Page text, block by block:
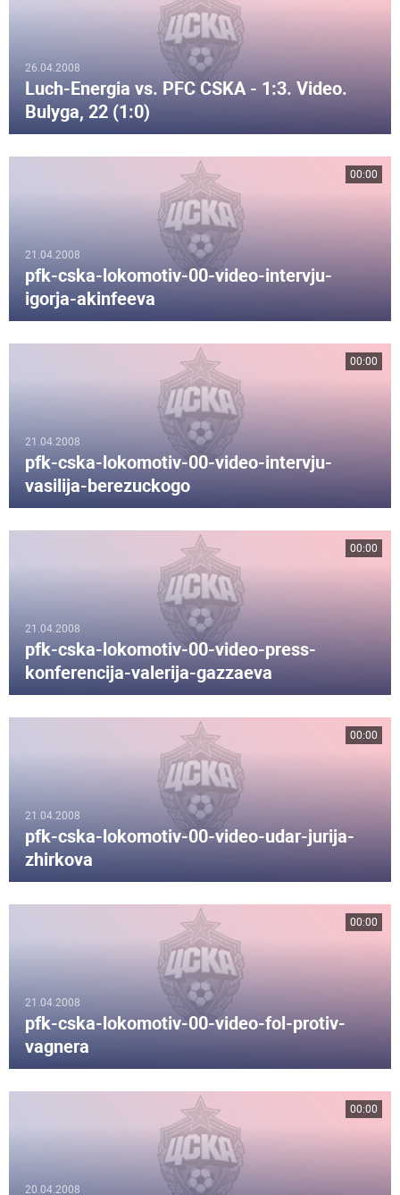
26.04.2008
Luch-Energia vs. PFC CSKA - 1:3. Video.
Bulyga, 22 (1:0)
21.04.2008
pfk-cska-lokomotiv-00-video-intervju-
igorja-akinfeeva
00:00
21.04.2008
pfk-cska-lokomotiv-00-video-intervju-
vasilija-berezuckogo
00:00
21.04.2008
pfk-cska-lokomotiv-00-video-press-
konferencija-valerija-gazzaeva
00:00
21.04.2008
pfk-cska-lokomotiv-00-video-udar-jurija-
zhirkova
00:00
21.04.2008
pfk-cska-lokomotiv-00-video-fol-protiv-
vagnera
00:00
20.04.2008
00:00